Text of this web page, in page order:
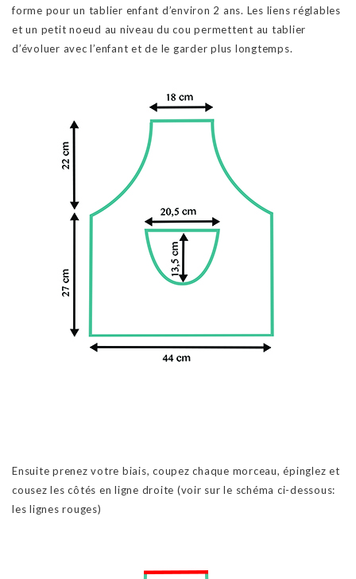
forme pour un tablier enfant d’environ 2 ans. Les liens réglables
et un petit noeud au niveau du cou permettent au tablier
d’évoluer avec l’enfant et de le garder plus longtemps.
Ensuite prenez votre biais, coupez chaque morceau, épinglez et
cousez les côtés en ligne droite (voir sur le schéma ci-dessous:
les lignes rouges)